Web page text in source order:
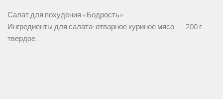
Салат для похудения «Бодрость»
Ингредиенты для салата: отварное куриное мясо — 200 г
твердое…